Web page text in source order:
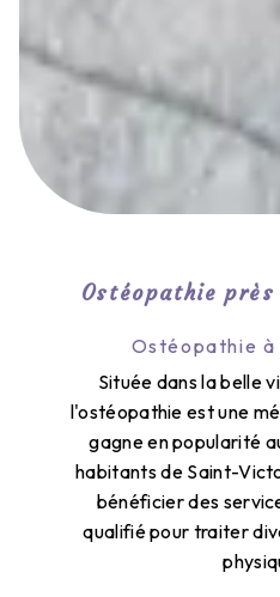
Ostéopathie
Ostéopathie
Située dans la belle
l'ostéopathie est une
gagne en popularité
habitants de Saint-
bénéficier des
qualifié pour traiter